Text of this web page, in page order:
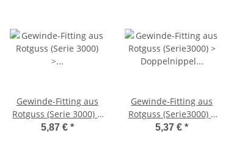
Gewinde-Fitting aus
Rotguss (Serie 3000) >
Reduzierstück mit
5,87 € *
Gewinde-Fitting aus
Rotguss (Serie3000) >
Doppelnippel AG(R) x
5,37 €*